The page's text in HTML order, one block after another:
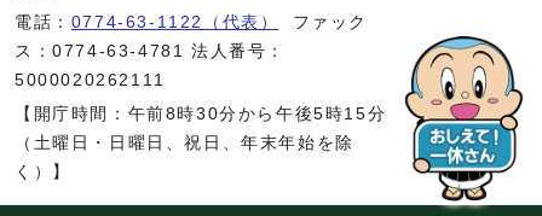
電話： 0774-63-1122（代表）
ファック
ス：0774-63-4781 法人番号：
5000020262111
【開庁時間：午前8時30分から午後5時15分
（土曜日・日曜日、祝日、年末年始を除
く）】